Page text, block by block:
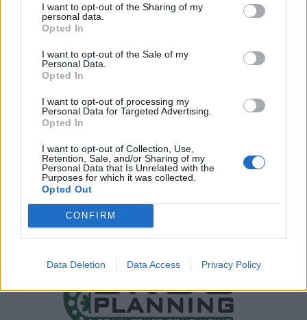
I want to opt-out of the Sharing of my
personal data.
Opted In
I want to opt-out of the Sale of my
Personal Data.
Opted In
I want to opt-out of processing my
Personal Data for Targeted Advertising.
Opted In
I want to opt-out of Collection, Use,
Retention, Sale, and/or Sharing of my
Personal Data that Is Unrelated with the
Purposes for which it was collected.
Opted Out
CONFIRM
Data Deletion Data Access Privacy Policy